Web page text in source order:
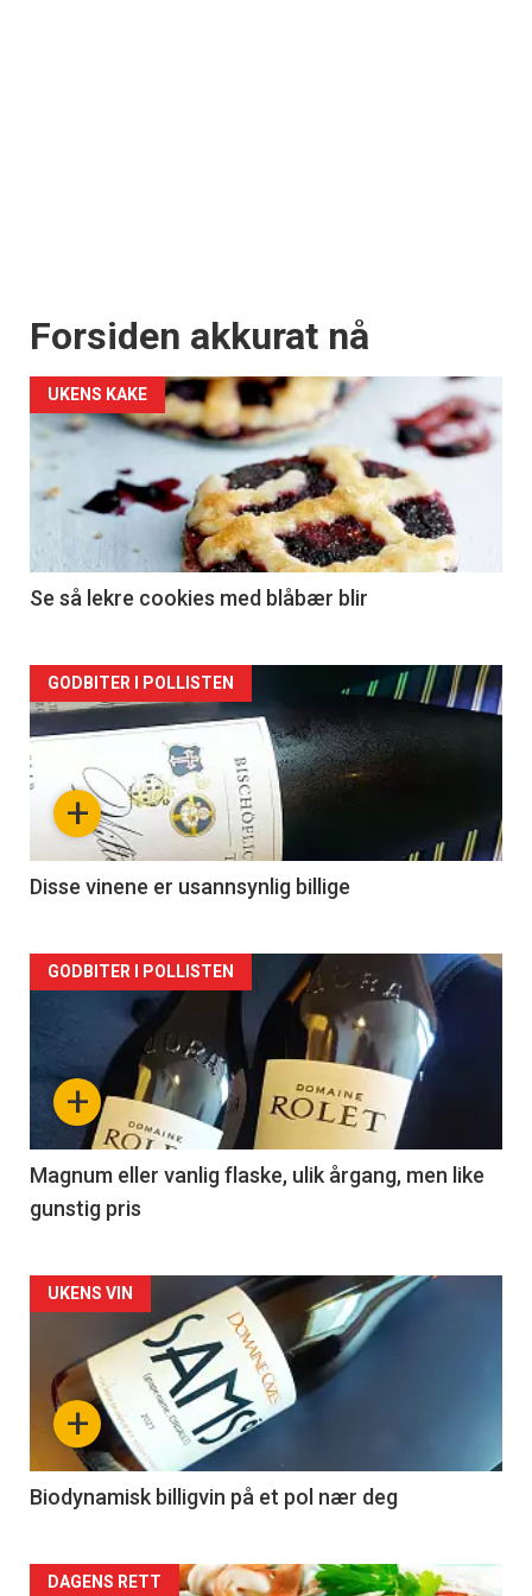
Forsiden akkurat nå
UKENS KAKE
Se så lekre cookies med blåbær blir
Forsiden
akkurat
nå
2
+
GODBITER I POLLISTEN
Disse vinene er usannsynlig billige
Forsiden
akkurat
nå
3
+
GODBITER I POLLISTEN
Magnum eller vanlig flaske, ulik årgang, men like
gunstig pris
Forsiden
akkurat
nå
4
+
UKENS VIN
Biodynamisk billigvin på et pol nær deg
Forsiden
DAGENS RETT